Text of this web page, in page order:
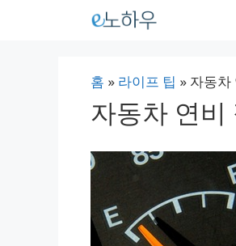
홈 » 라이프 팁 » 자동차
자동차 연비